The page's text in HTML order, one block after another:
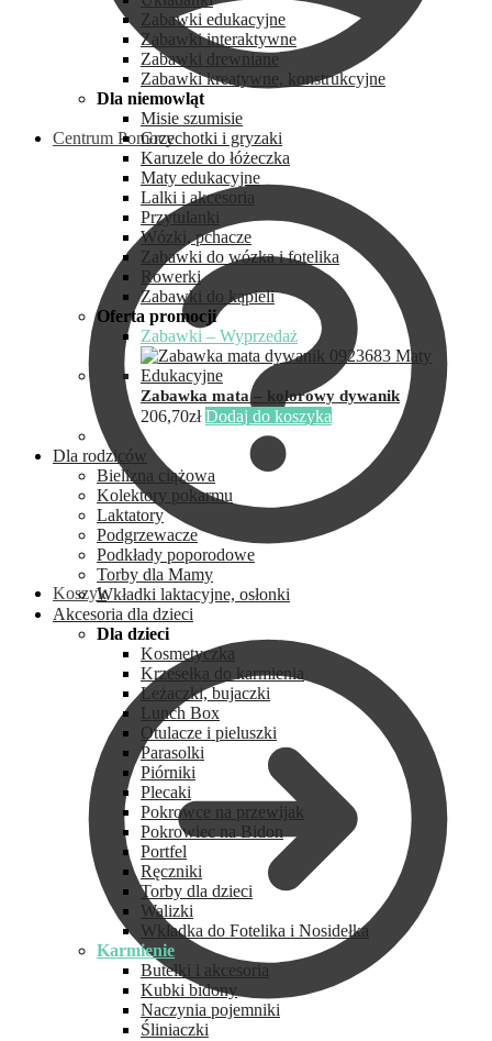
Centrum Pomocy
Koszyk
Zabawki edukacyjne
Zabawki interaktywne
Zabawki drewniane
Zabawki kreatywne, konstrukcyjne
Dla niemowląt
Misie szumisie
Grzechotki i gryzaki
Karuzele do łóżeczka
Maty edukacyjne
Lalki i akcesoria
Przytulanki
Wózki, pchacze
Zabawki do wózka i fotelika
Rowerki
Zabawki do kąpieli
Oferta promocji
Zabawki – Wyprzedaż
Zabawka mata – kolorowy dywanik
206,70zł Dodaj do koszyka
Dla rodziców
Bielizna ciążowa
Kolektory pokarmu
Laktatory
Podgrzewacze
Podkłady poporodowe
Torby dla Mamy
Wkładki laktacyjne, osłonki
Akcesoria dla dzieci
Dla dzieci
Kosmetyczka
Krzesełka do karmienia
Leżaczki, bujaczki
Lunch Box
Otulacze i pieluszki
Parasolki
Piórniki
Plecaki
Pokrowce na przewijak
Pokrowiec na Bidon
Portfel
Ręczniki
Torby dla dzieci
Walizki
Wkładka do Fotelika i Nosidełka
Karmienie
Butelki i akcesoria
Kubki bidony
Naczynia pojemniki
Śliniaczki